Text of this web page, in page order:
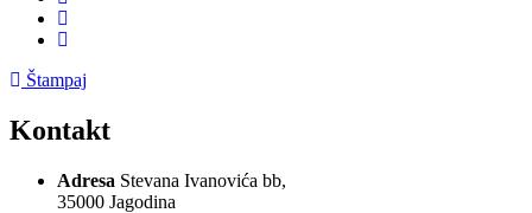
Štampaj
Kontakt
Adresa Stevana Ivanovića bb,
35000 Jagodina